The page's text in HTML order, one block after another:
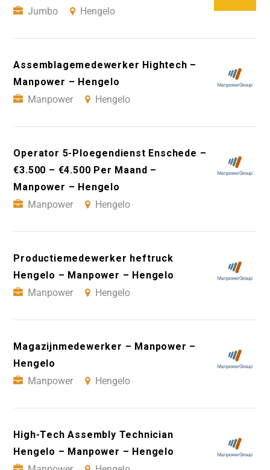
Jumbo
Hengelo
Assemblagemedewerker Hightech –
Manpower – Hengelo
Manpower
Hengelo
Operator 5-Ploegendienst Enschede –
€3.500 – €4.500 Per Maand –
Manpower – Hengelo
Manpower
Hengelo
Productiemedewerker heftruck
Hengelo – Manpower – Hengelo
Manpower
Hengelo
Magazijnmedewerker – Manpower –
Hengelo
Manpower
Hengelo
High-Tech Assembly Technician
Hengelo – Manpower – Hengelo